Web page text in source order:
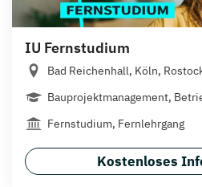
IU Fernstudium
Bad Reichenhall, Köln,
Bauprojektmanagement,
Fernstudium, Fernlehrgang
Kostenloses